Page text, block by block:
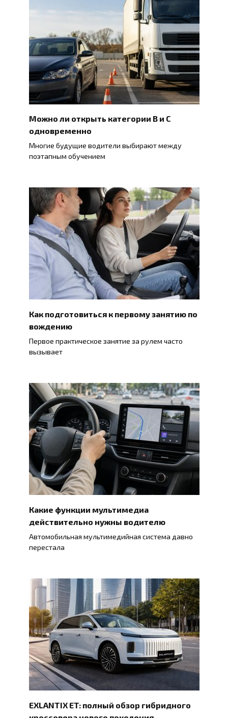
Можно ли открыть категории B и C
одновременно
Многие будущие водители выбирают между
поэтапным обучением
Как подготовиться к первому занятию по
вождению
Первое практическое занятие за рулем часто
вызывает
Какие функции мультимедиа
действительно нужны водителю
Автомобильная мультимедийная система давно
перестала
EXLANTIX ET: полный обзор гибридного